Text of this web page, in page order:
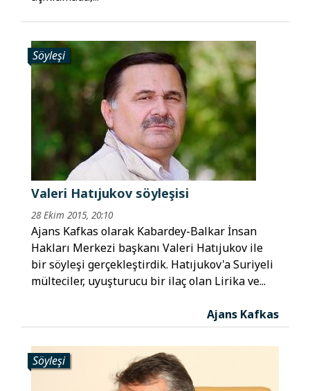
Söyleşi
Valeri Hatıjukov söyleşisi
28 Ekim 2015, 20:10
Ajans Kafkas olarak Kabardey-Balkar İnsan
Hakları Merkezi başkanı Valeri Hatıjukov ile
bir söyleşi gerçekleştirdik. Hatıjukov'a Suriyeli
mülteciler, uyuşturucu bir ilaç olan Lirika ve...
Ajans Kafkas
Söyleşi